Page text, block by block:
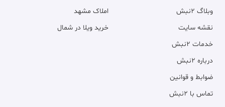
وبلاگ ۲نبش
نقشه سایت
خدمات ۲نبش
درباره ۲نبش
ضوابط و قوانین
تماس با ۲نبش
املاک مشهد
خرید ویلا در شمال